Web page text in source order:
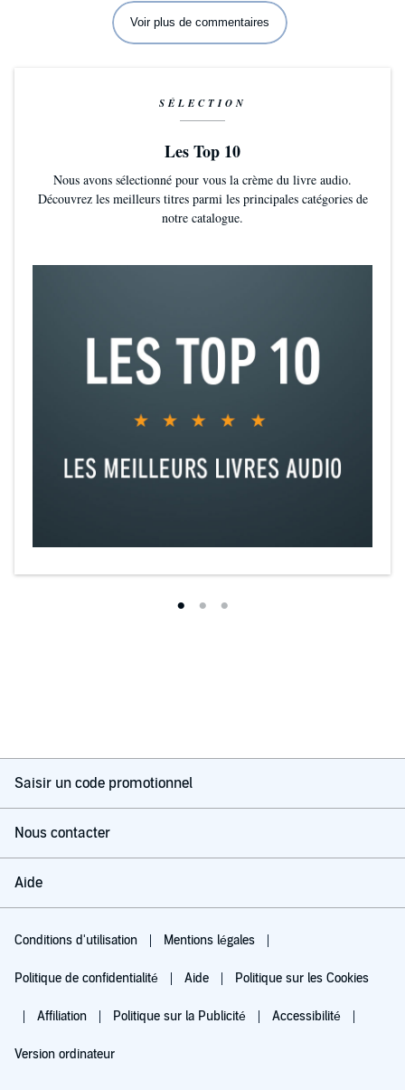
Voir plus de commentaires
SÉLECTION
Les Top 10
Nous avons sélectionné pour vous la crème du livre audio.
Découvrez les meilleurs titres parmi les principales catégories de
notre catalogue.
Saisir un code promotionnel
Nous contacter
Aide
Conditions d'utilisation Mentions légales
Politique de confidentialité Aide Politique sur les Cookies
Affiliation Politique sur la Publicité Accessibilité
Version ordinateur